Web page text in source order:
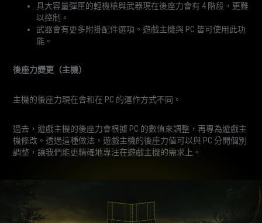
具大容量彈匣的輕機槍與武器現在後座力會有 4 階段，更難
以控制。
武器會有更多附掛配件選項。遊戲主機與 PC 皆可使用此功
能。
後座力變更（主機）
主機的後座力現在會和在 PC 的運作方式不同。
過去，遊戲主機的後座力會根據 PC 的數值來調整，再專為遊戲主
機修改。透過這種做法，遊戲主機的後座力值可以與 PC 分開個別
調整，讓我們能更精確地專注在遊戲主機的需求上。